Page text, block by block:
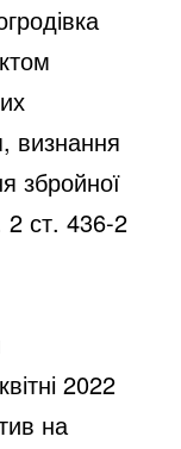
визнання
збройної
2 ст. 436-2
2022
на